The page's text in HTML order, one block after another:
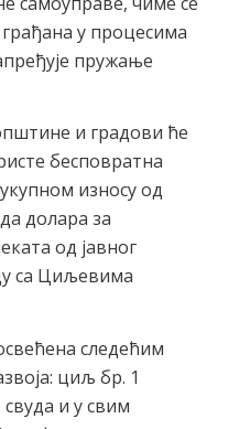
у процесима
пружање
и градови ће
бесповратна
износу од
долара за
од јавног
са Циљевима
следећим
циљ бр. 1
и у свим